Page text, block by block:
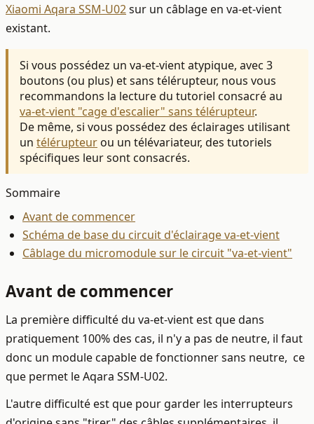
Xiaomi Aqara SSM-U02sur un câblage en va-et-vient
existant.
Si vous possédez un va-et-vient atypique, avec 3
boutons (ou plus) et sans télérupteur, nous vous
recommandons la lecture du tutoriel consacré au
va-et-vient "cage d'escalier" sans télérupteur.
De même, si vous possédez des éclairages utilisant
un télérupteurou un télévariateur, des tutoriels
spécifiques leur sont consacrés.
Sommaire
Avant de commencer
Schéma de base du circuit d'éclairage va-et-vient
Câblage du micromodule sur le circuit "va-et-vient"
Avant de commencer
La première difficulté du va-et-vient est que dans
pratiquement 100% des cas, il n'y a pas de neutre, il faut
donc un module capable de fonctionner sans neutre, ce
que permet le Aqara SSM-U02.
L'autre difficulté est que pour garder les interrupteurs